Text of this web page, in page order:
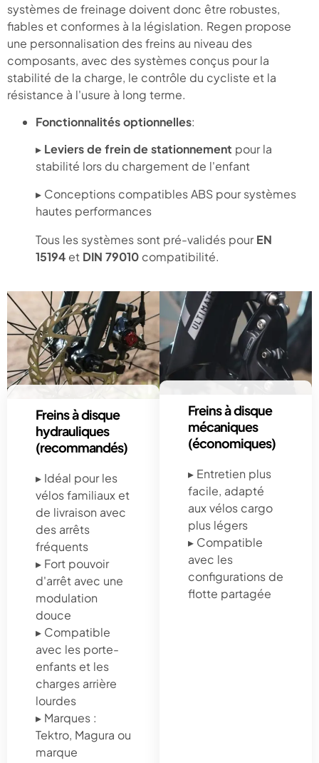
systèmes de freinage doivent donc être robustes,
fiables et conformes à la législation. Regen propose
une personnalisation des freins au niveau des
composants, avec des systèmes conçus pour la
stabilité de la charge, le contrôle du cycliste et la
résistance à l'usure à long terme.
Fonctionnalités optionnelles:
▸ Leviers de frein de stationnement pour la
stabilité lors du chargement de l'enfant
▸ Conceptions compatibles ABS pour systèmes
hautes performances
Tous les systèmes sont pré-validés pourEN
15194 et DIN 79010 compatibilité.
Freins à disque
hydrauliques
(recommandés)
▸ Idéal pour les
vélos familiaux et
de livraison avec
des arrêts
fréquents
▸ Fort pouvoir
d'arrêt avec une
modulation
douce
▸ Compatible
avec les porte-
enfants et les
charges arrière
lourdes
▸ Marques :
Tektro, Magura ou
marque
Freins à disque
mécaniques
(économiques)
▸ Entretien plus
facile, adapté
aux vélos cargo
plus légers
▸ Compatible
avec les
configurations de
flotte partagée